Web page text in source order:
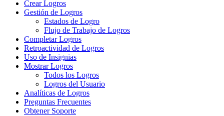
Crear Logros
Gestión de Logros
Estados de Logro
Flujo de Trabajo de Logros
Completar Logros
Retroactividad de Logros
Uso de Insignias
Mostrar Logros
Todos los Logros
Logros del Usuario
Analíticas de Logros
Preguntas Frecuentes
Obtener Soporte